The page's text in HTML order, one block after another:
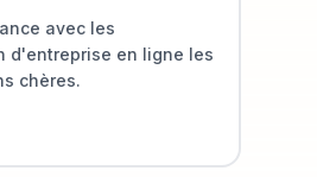
avec les
d'entreprise en ligne les
chères.